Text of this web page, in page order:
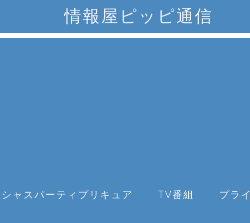
情報屋ピッピ通信
ャスパーティプリキュア TV番組
プラ